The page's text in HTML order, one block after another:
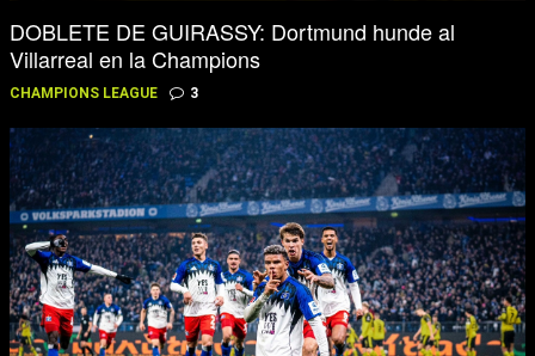
DOBLETE DE GUIRASSY: Dortmund hunde al
Villarreal en la Champions
CHAMPIONS LEAGUE 3